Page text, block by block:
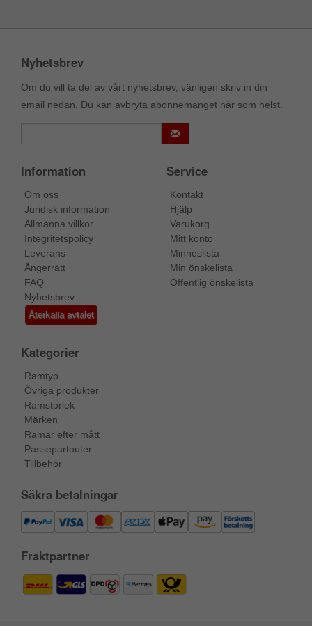
Nyhetsbrev
Om du vill ta del av vårt nyhetsbrev, vänligen skriv in din
email nedan. Du kan avbryta abonnemanget när som helst.
Information
Om oss
Juridisk information
Allmänna villkor
Integritetspolicy
Leverans
Ångerrätt
FAQ
Nyhetsbrev
Återkalla avtalet
Service
Kontakt
Hjälp
Varukorg
Mitt konto
Minneslista
Min önskelista
Offentlig önskelista
Kategorier
Ramtyp
Övriga produkter
Ramstorlek
Märken
Ramar efter mått
Passepartouter
Tillbehör
Säkra betalningar
Fraktpartner